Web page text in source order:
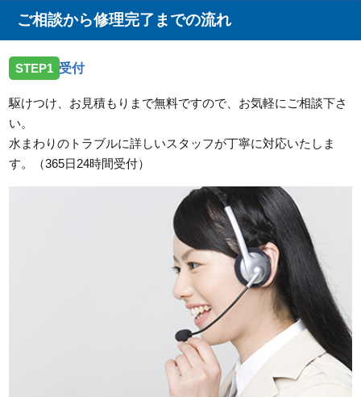
けお伺いしました。
三重県松阪市嬉野上野町へ台所蛇口の水漏れ修理のご
三重県伊勢市二見町溝口へ洗面蛇口の水漏れ修理のご
依頼を受けお伺いしました。
三重県津市片田町へトイレの水漏れ修理のご依頼を受
三重県度会郡玉城町勝田へトイレの水漏れ修理ご依頼
三重県亀山市小川町へ台所蛇口故障の依頼を受けお伺
ご相談から修理完了までの流れ
STEP1 受付
駆けつけ、お見積もりまで無料ですので、お気軽にご相談下さ
い。
水まわりのトラブルに詳しいスタッフが丁寧に対応いたしま
す。（365日24時間受付）